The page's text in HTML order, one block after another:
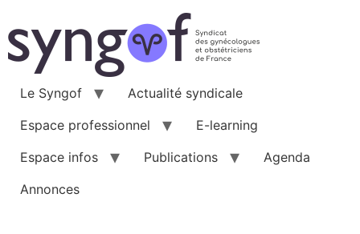
au
contenu
Le Syngof
Actualité syndicale
Espace professionnel
E-learning
Espace infos
Publications
Agenda
Annonces